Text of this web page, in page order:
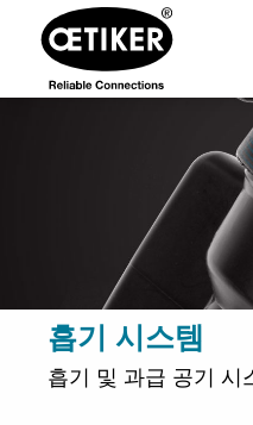
흡기 시스템
흡기 및 과급 공기 시